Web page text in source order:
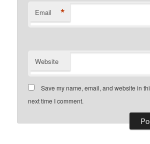
Email *
Website
Save my name, email, and website in
next time I comment.